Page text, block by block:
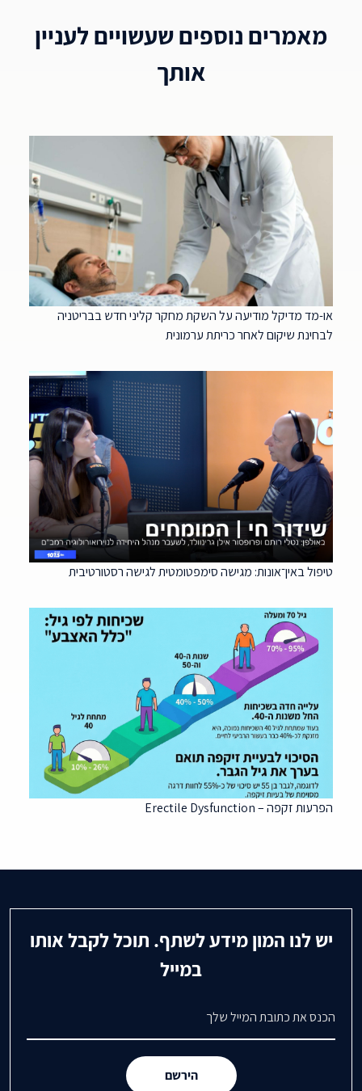
מאמרים נוספים שעשויים לעניין
אותך
או-מד מדיקל מודיעה על השקת מחקר קליני חדש בבריטניה
לבחינת שיקום לאחר כריתת ערמונית
טיפול באין־אונות: מגישה סימפטומטית לגישה רסטורטיבית
הפרעות זקפה – Erectile Dysfunction
יש לנו המון מידע לשתף. תוכל לקבל אותו
במייל
הירשם